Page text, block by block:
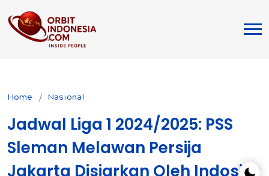
Home Nasional
Jadwal Liga 1 2024/2025: PSS
Sleman Melawan Persija
Jakarta Disiarkan Oleh Indosiar